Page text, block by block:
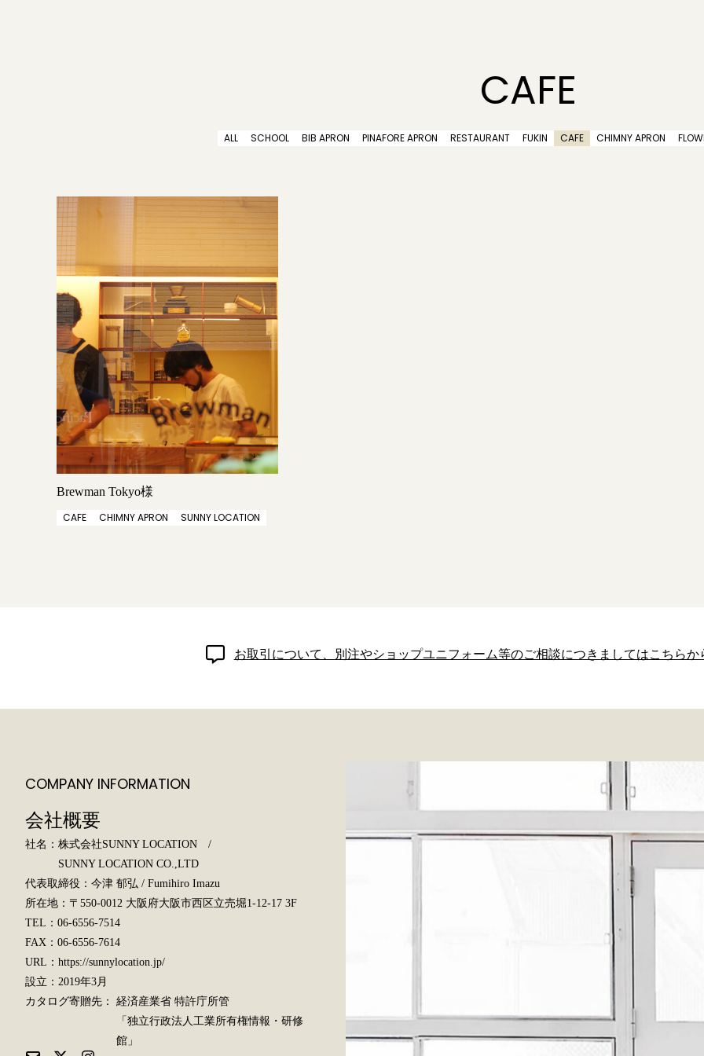
CAFE
ALL SCHOOL BIB APRON PINAFORE APRON RESTAURANT FUKIN CAFE CHIMNY APRON
Brewman Tokyo様
CAFE
CHIMNY APRON SUNNY LOCATION
お取引について、別注やショップユニフォーム等のご相談につきましてはこちらか
COMPANY INFORMATION
会社概要
社名： 株式会社SUNNY LOCATION /
SUNNY LOCATION CO.,LTD
代表取締役： 今津 郁弘 / Fumihiro Imazu
所在地： 〒550-0012 大阪府大阪市西区立売堀1-12-17 3F
TEL： 06-6556-7514
FAX： 06-6556-7614
URL： https://sunnylocation.jp/
設立： 2019年3月
カタログ寄贈先：
経済産業省 特許庁所管
「独立行政法人工業所有権情報・研修
館」